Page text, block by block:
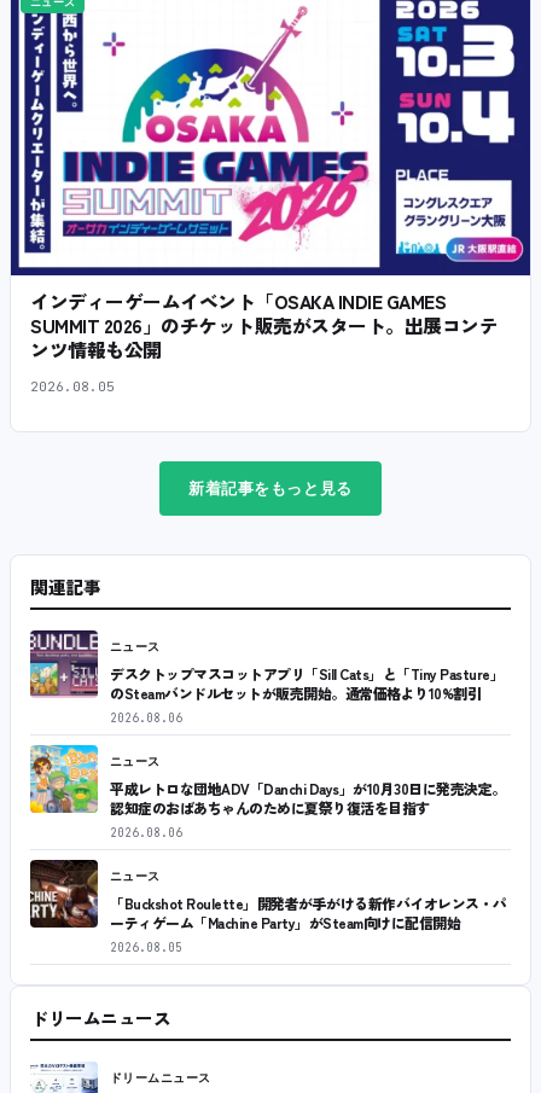
インディーゲームイベント「OSAKA INDIE GAMES
SUMMIT 2026」のチケット販売がスタート。出展コンテ
ンツ情報も公開
2026.08.05
新着記事をもっと見る
関連記事
ニュース
デスクトップマスコットアプリ「Sill Cats」と「Tiny Pasture」
のSteamバンドルセットが販売開始。通常価格より10%割引
2026.08.06
ニュース
平成レトロな団地ADV「Danchi Days」が10月30日に発売決定。
認知症のおばあちゃんのために夏祭り復活を目指す
2026.08.06
ニュース
「Buckshot Roulette」開発者が手がける新作バイオレンス・パ
ーティゲーム「Machine Party」がSteam向けに配信開始
2026.08.05
ドリームニュース
ドリームニュース